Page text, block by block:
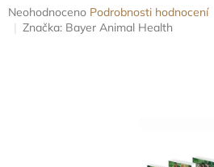
Průměrné
hodnocení
Neohodnoceno Podrobnosti hodnocení
Značka: Bayer Animal Health